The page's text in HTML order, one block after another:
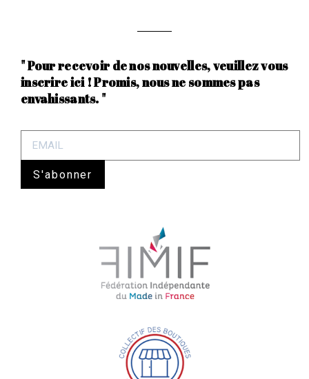
" Pour recevoir de nos nouvelles, veuillez vous
inscrire ici ! Promis, nous ne sommes pas
envahissants. "
S'abonner